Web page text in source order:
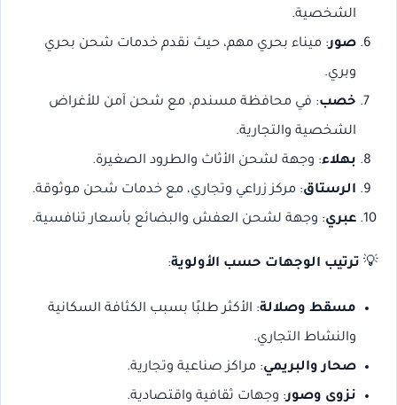
الشخصية.
صور: ميناء بحري مهم، حيث نقدم خدمات شحن بحري
وبري.
خصب: في محافظة مسندم، مع شحن آمن للأغراض
الشخصية والتجارية.
بهلاء: وجهة لشحن الأثاث والطرود الصغيرة.
الرستاق: مركز زراعي وتجاري، مع خدمات شحن موثوقة.
عبري: وجهة لشحن العفش والبضائع بأسعار تنافسية.
💡 ترتيب الوجهات حسب الأولوية:
مسقط وصلالة: الأكثر طلبًا بسبب الكثافة السكانية
والنشاط التجاري.
صحار والبريمي: مراكز صناعية وتجارية.
نزوى وصور: وجهات ثقافية واقتصادية.